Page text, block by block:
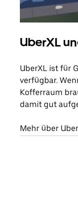
UberXL
UberXL ist für
verfügbar.
Kofferraum
damit gut
Mehr über